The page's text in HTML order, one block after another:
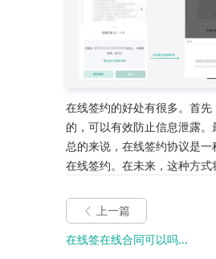
在线签约的好处有很多。首
的，可以有效防止信息泄露。
总的来说，在线签约协议是
在线签约。在未来，这种方式
上一篇
在线签在线合同可以吗...